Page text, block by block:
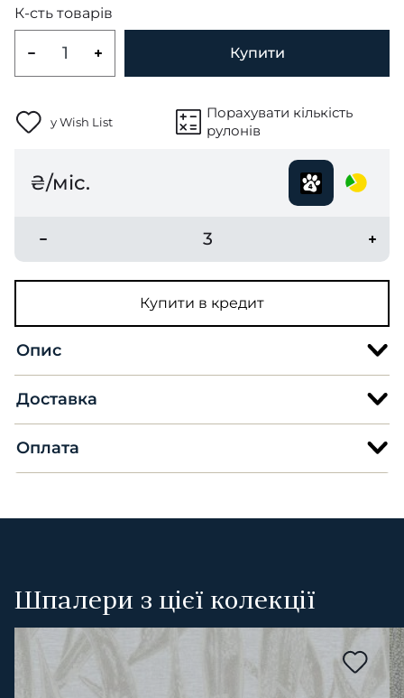
К-сть товарів
Купити
у Wish List
Порахувати кількість
рулонів
₴/міс.
3
Купити в кредит
Опис
Доставка
Оплата
Шпалери з цієї колекції